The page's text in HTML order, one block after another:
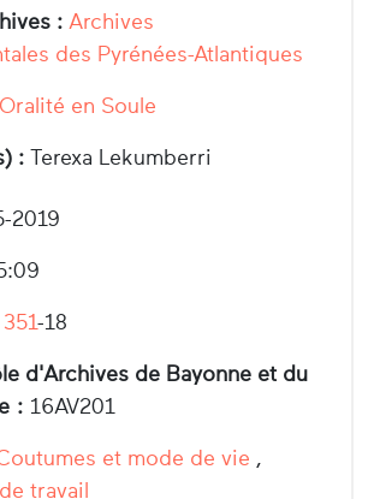
: Archives
des Pyrénées-Atlantiques
Oralité en Soule
: Terexa Lekumberri
2019
351-18
d'Archives de Bayonne et du
: 16AV201
et mode de vie ,
travail